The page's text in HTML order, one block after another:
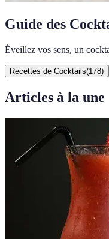
Guide des
Éveillez vos sens, un
Recettes de Cocktails(178)
Articles à la une